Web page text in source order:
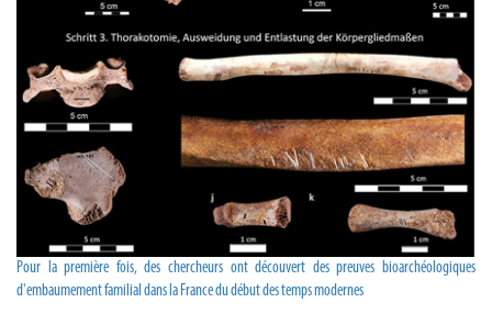
Pour la première fois, des chercheurs ont découvert des preuves bioarchéologiques
d'embaumement familial dans la France du début des temps modernes